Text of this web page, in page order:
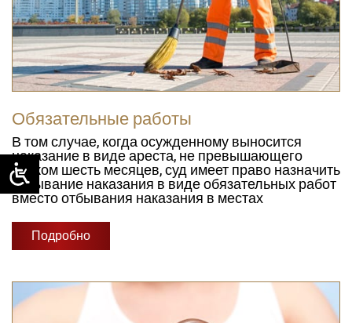
Обязательные работы
В том случае, когда осужденному выносится
наказание в виде ареста, не превышающего
сроком шесть месяцев, суд имеет право назначить
отбывание наказания в виде обязательных работ
вместо отбывания наказания в местах
Подробно